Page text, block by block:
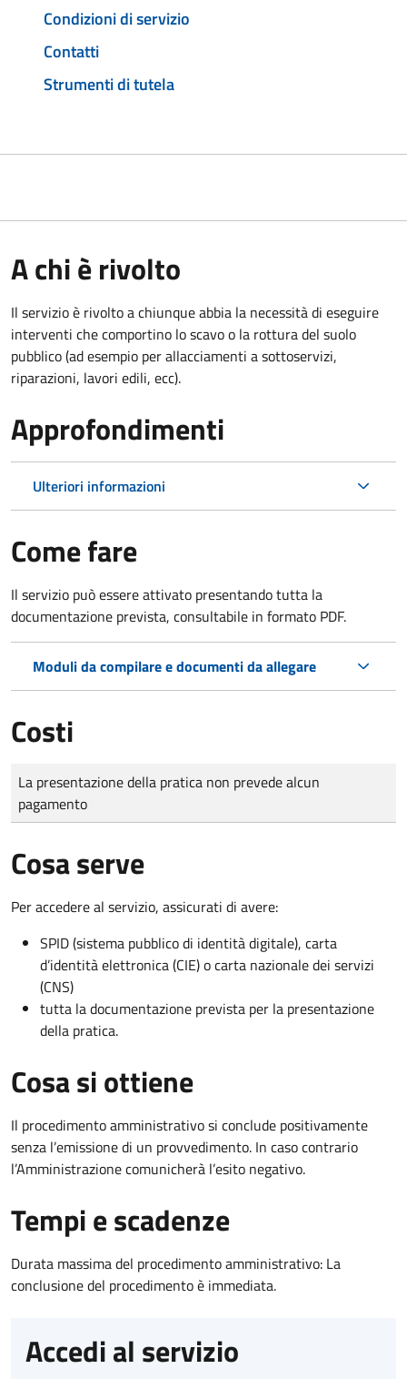
Condizioni di servizio
Contatti
Strumenti di tutela
A chi è rivolto
Il servizio è rivolto a chiunque abbia la necessità di eseguire
interventi che comportino lo scavo o la rottura del suolo
pubblico (ad esempio per allacciamenti a sottoservizi,
riparazioni, lavori edili, ecc).
Approfondimenti
Ulteriori informazioni
Come fare
Il servizio può essere attivato presentando tutta la
documentazione prevista, consultabile in formato PDF.
Moduli da compilare e documenti da allegare
Costi
Tipo di pagamento
Importo
La presentazione della pratica non prevede alcun
pagamento
Cosa serve
Per accedere al servizio, assicurati di avere:
SPID (sistema pubblico di identità digitale), carta
d’identità elettronica (CIE) o carta nazionale dei servizi
(CNS)
tutta la documentazione prevista per la presentazione
della pratica.
Cosa si ottiene
Il procedimento amministrativo si conclude positivamente
senza l’emissione di un provvedimento. In caso contrario
l’Amministrazione comunicherà l’esito negativo.
Tempi e scadenze
Durata massima del procedimento amministrativo: La
conclusione del procedimento è immediata.
Accedi al servizio